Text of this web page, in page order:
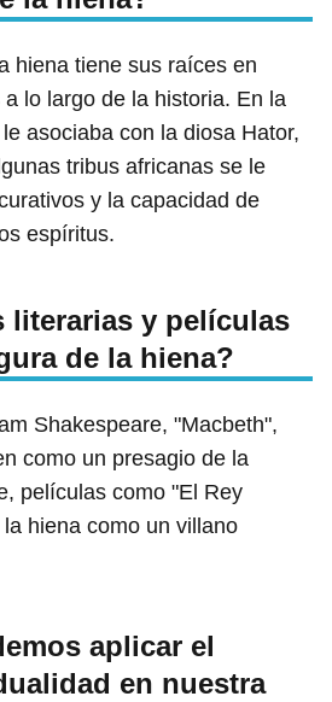
hiena tiene sus raíces en
lo largo de la historia. En la
asociaba con la diosa Hator,
tribus africanas se le
y la capacidad de
espíritus.
literarias y películas
de la hiena?
Shakespeare, "Macbeth",
como un presagio de la
películas como "El Rey
hiena como un villano
aplicar el
en nuestra